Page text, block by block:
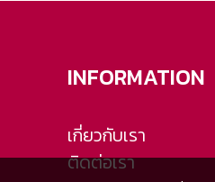
INFORMATION
เกี่ยวกับเรา
ติดต่อเรา